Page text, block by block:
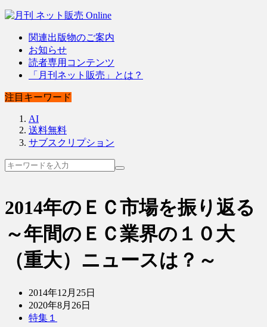
関連出版物のご案内
お知らせ
読者専用コンテンツ
「月刊ネット販売」とは？
注目キーワード
AI
送料無料
サブスクリプション
2014年のＥＣ市場を振り返る
～年間のＥＣ業界の１０大
（重大）ニュースは？～
2014年12月25日
2020年8月26日
特集１